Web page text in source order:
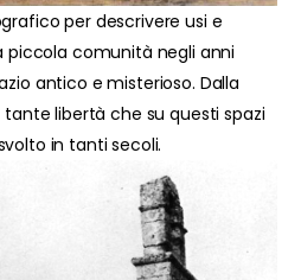
per descrivere usi e
piccola comunità negli anni
antico e misterioso. Dalla
libertà che su questi spazi
in tanti secoli.